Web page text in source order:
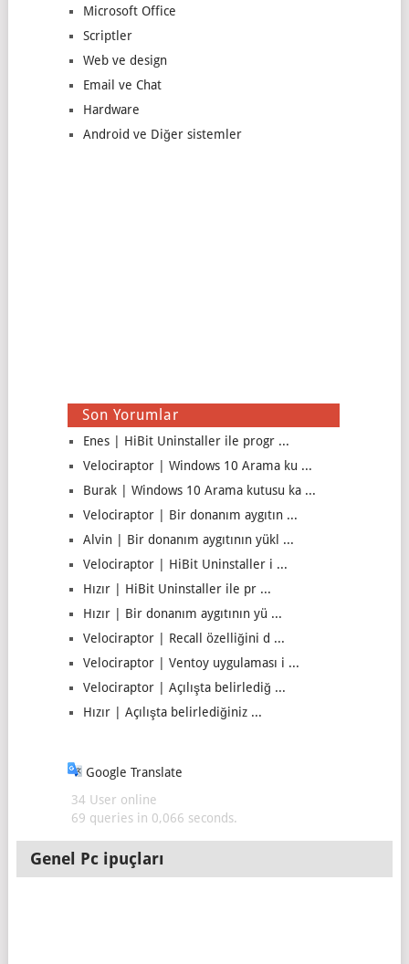
Microsoft Office
Scriptler
Web ve design
Email ve Chat
Hardware
Android ve Diğer sistemler
Son Yorumlar
Enes | HiBit Uninstaller ile progr ...
Velociraptor | Windows 10 Arama ku ...
Burak | Windows 10 Arama kutusu ka ...
Velociraptor | Bir donanım aygıtın ...
Alvin | Bir donanım aygıtının yükl ...
Velociraptor | HiBit Uninstaller i ...
Hızır | HiBit Uninstaller ile pr ...
Hızır | Bir donanım aygıtının yü ...
Velociraptor | Recall özelliğini d ...
Velociraptor | Ventoy uygulaması i ...
Velociraptor | Açılışta belirlediğ ...
Hızır | Açılışta belirlediğiniz ...
Google Translate
34 User online
69 queries in 0,066 seconds.
Genel Pc ipuçları